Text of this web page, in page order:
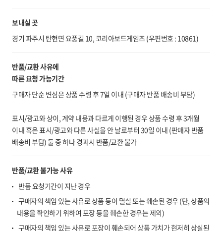
보내실 곳
경기 파주시 탄현면 요풍길 10, 코리아보드게임즈 (우편번호 : 10861)
반품/교환 사유에
따른 요청 가능기간
구매자 단순 변심은 상품 수령 후 7일 이내 (구매자 반품 배송비 부담)
표시/광고와 상이, 계약 내용과 다르게 이행된 경우 상품 수령 후 3개월
이내 혹은 표시/광고와 다른 사실을 안 날로부터 30일 이내 (판매자 반품
배송비 부담) 둘 중 하나 경과시 반품/교환 불가
반품/교환 불가능 사유
반품 요청기간이 지난 경우
구매자의 책임 있는 사유로 상품 등이 멸실 또는 훼손된 경우 (단, 상품의
내용을 확인하기 위하여 포장 등을 훼손한 경우는 제외)
구매자의 책임 있는 사유로 포장이 훼손되어 상품 가치가 현저히 상실된